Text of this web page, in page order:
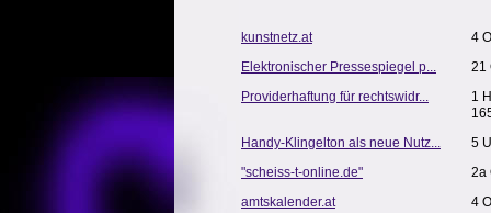
kunstnetz.at
4
Elektronischer Pressespiegel p...
21
Providerhaftung für rechtswidr...
1
Handy-Klingelton als neue Nutz...
5
"scheiss-t-online.de"
2a
amtskalender.at
4